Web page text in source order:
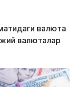
валюта
валюталар